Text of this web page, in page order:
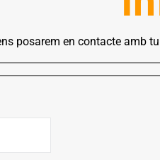
posarem en contacte amb